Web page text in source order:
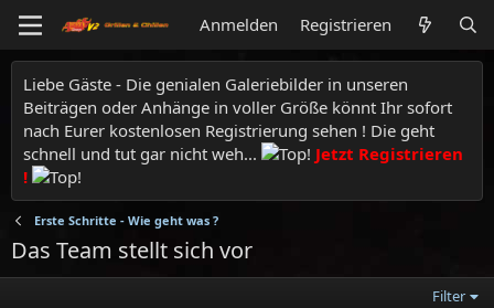
Anmelden Registrieren
Liebe Gäste - Die genialen Galeriebilder in unseren
Beiträgen oder Anhänge in voller Größe könnt Ihr sofort
nach Eurer kostenlosen Registrierung sehen ! Die geht
schnell und tut gar nicht weh...
Jetzt Registrieren
!
Erste Schritte - Wie geht was ?
Das Team stellt sich vor
Filter